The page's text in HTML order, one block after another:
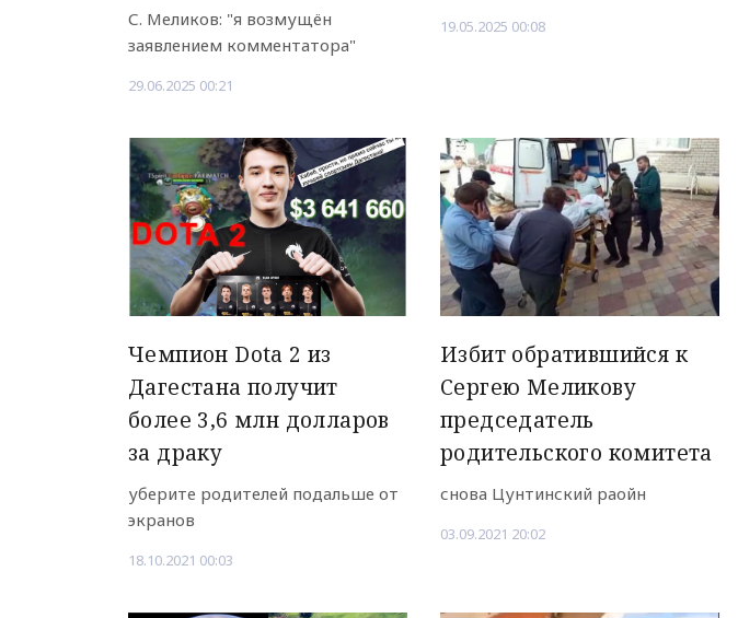
С. Меликов: "я возмущён
заявлением комментатора"
29.06.2025 00:21
19.05.2025 00:08
Чемпион Dota 2 из
Дагестана получит
более 3,6 млн долларов
за драку
уберите родителей подальше от
экранов
18.10.2021 00:03
Избит обратившийся к
Сергею Меликову
председатель
родительского комитета
снова Цунтинский раойн
03.09.2021 20:02